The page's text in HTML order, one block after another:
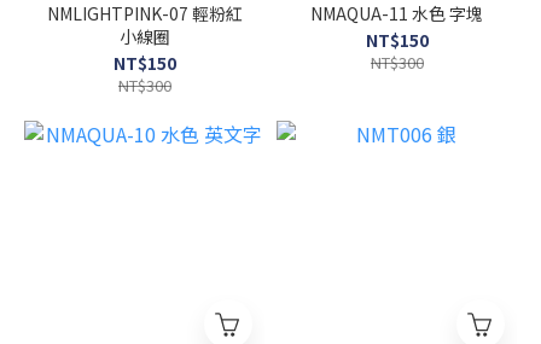
NMLIGHTPINK-07 輕粉紅
小線圈
NT$150
NT$300
NMAQUA-11 水色 字塊
NT$150
NT$300